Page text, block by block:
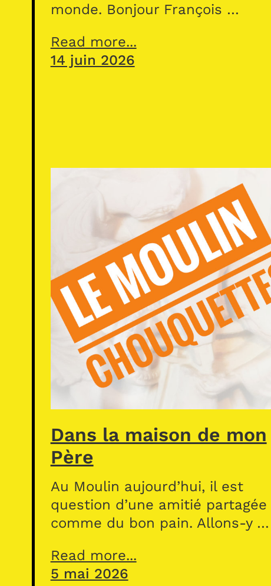
monde. Bonjour François …
Read more...
14 juin 2026
Dans la maison de mon
Père
Au Moulin aujourd’hui, il est
question d’une amitié partagée
comme du bon pain. Allons-y …
Read more...
5 mai 2026